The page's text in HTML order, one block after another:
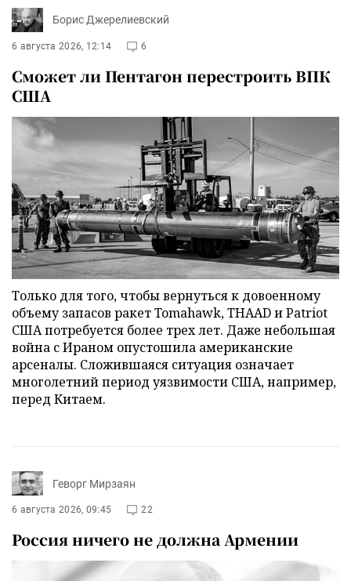
Борис Джерелиевский
6 августа 2026, 12:14 6
Сможет ли Пентагон перестроить ВПК
США
Только для того, чтобы вернуться к довоенному
объему запасов ракет Tomahawk, THAAD и Patriot
США потребуется более трех лет. Даже небольшая
война с Ираном опустошила американские
арсеналы. Сложившаяся ситуация означает
многолетний период уязвимости США, например,
перед Китаем.
Геворг Мирзаян
6 августа 2026, 09:45 22
Россия ничего не должна Армении